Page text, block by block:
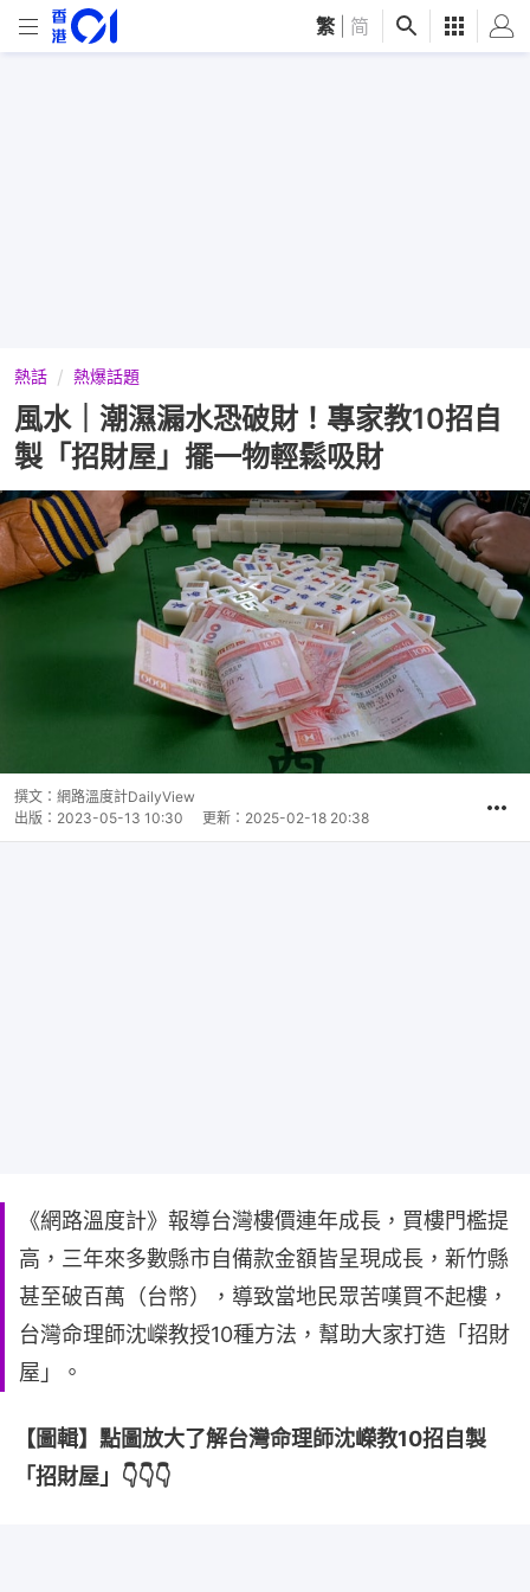
繁 简
熱話 熱爆話題
風水｜潮濕漏水恐破財！專家教10招自
製「招財屋」擺一物輕鬆吸財
撰文： 網路溫度計DailyView
出版： 2023-05-13 10:30 更新： 2025-02-18 20:38
《網路溫度計》報導台灣樓價連年成長，買樓門檻提
高，三年來多數縣市自備款金額皆呈現成長，新竹縣
甚至破百萬（台幣），導致當地民眾苦嘆買不起樓，
台灣命理師沈嶸教授10種方法，幫助大家打造「招財
屋」。
【圖輯】點圖放大了解台灣命理師沈嶸教10招自製
「招財屋」👇👇👇